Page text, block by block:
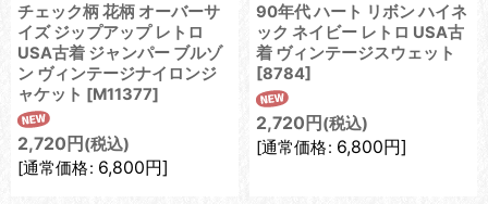
チェック柄 花柄 オーバーサ
イズ ジップアップ レトロ
USA古着 ジャンパー ブルゾ
ン ヴィンテージナイロンジ
ャケット [M11377]
2,720 円 (税込)
[通常価格: 6,800円]
90年代 ハート リボン ハイネ
ック ネイビー レトロ USA古
着 ヴィンテージスウェット
[8784]
2,720 円 (税込)
[通常価格: 6,800円]